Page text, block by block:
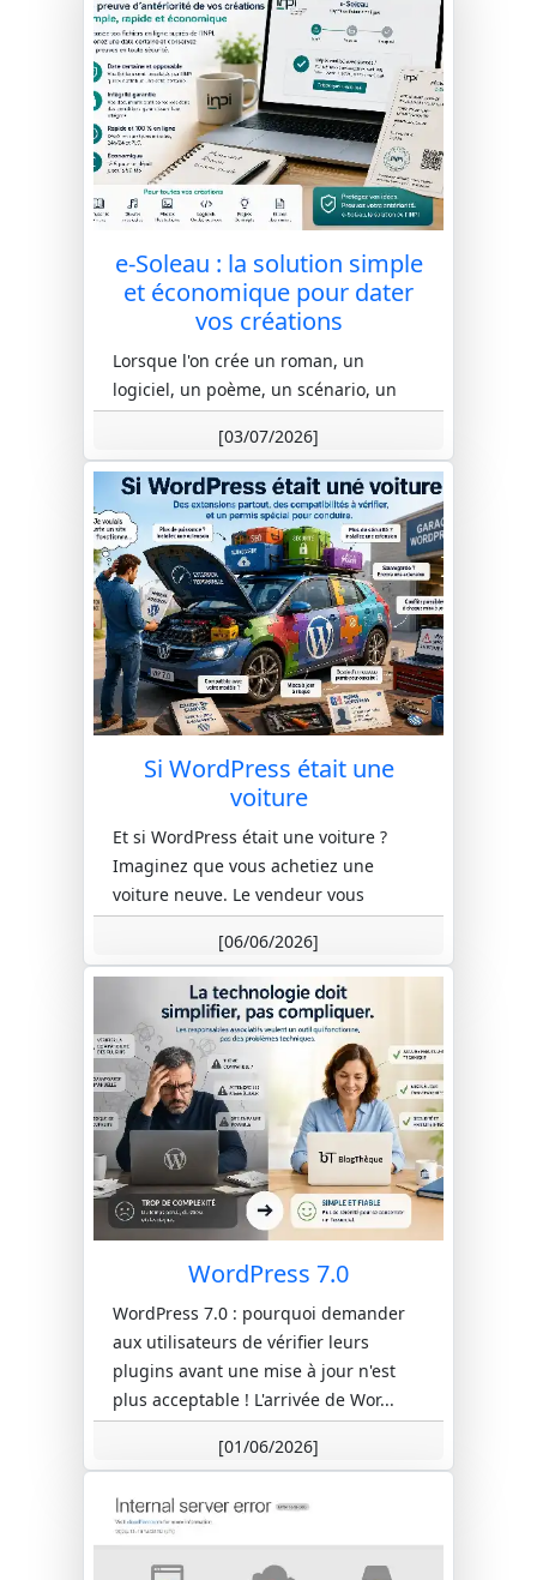
e-Soleau : la solution simple
et économique pour dater
vos créations
Lorsque l'on crée un roman, un
logiciel, un poème, un scénario, un
dessin ou tout autre document
original, une question revient souvent
: co...
[03/07/2026]
Si WordPress était une
voiture
Et si WordPress était une voiture ?
Imaginez que vous achetiez une
voiture neuve. Le vendeur vous
explique qu'elle est très populaire,
[06/06/2026]
WordPress 7.0
WordPress 7.0 : pourquoi demander
aux utilisateurs de vérifier leurs
plugins avant une mise à jour n'est
plus acceptable ! L'arrivée de Wor...
[01/06/2026]